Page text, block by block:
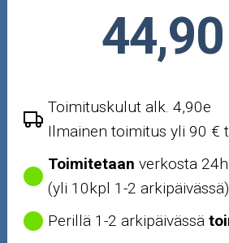
Outlet-tuotteet
Toimituskulut alk. 4,90e
Ilmainen toimitus yli 90 €
Toimitetaan verkosta
(yli 10kpl 1-2 arkipäivässä)
Perillä 1-2 arkipäivässä